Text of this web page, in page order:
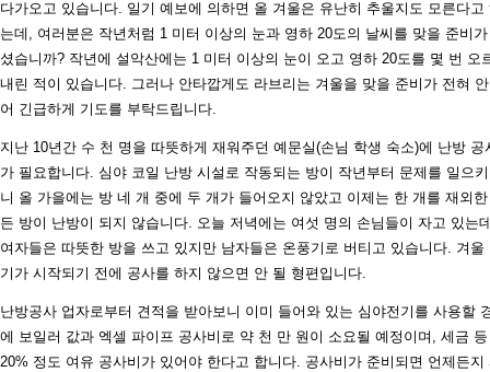
다가오고 있습니다. 일기 예보에 의하면 올 겨울은 유난히 추울지도 모른다고
는데, 여러분은 작년처럼 1 미터 이상의 눈과 영하 20도의 날씨를 맞을 준비
셨습니까? 작년에 설악산에는 1 미터 이상의 눈이 오고 영하 20도를 몇 번 오
내린 적이 있습니다. 그러나 안타깝게도 라브리는 겨울을 맞을 준비가 전혀
어 긴급하게 기도를 부탁드립니다.
지난 10년간 수 천 명을 따뜻하게 재워주던 예문실(손님 학생 숙소)에 난방 공
가 필요합니다. 심야 코일 난방 시설로 작동되는 방이 작년부터 문제를 일으
니 올 가을에는 방 네 개 중에 두 개가 들어오지 않았고 이제는 한 개를 재외
든 방이 난방이 되지 않습니다. 오늘 저녁에는 여섯 명의 손님들이 자고 있는
여자들은 따뜻한 방을 쓰고 있지만 남자들은 온풍기로 버티고 있습니다. 겨울
기가 시작되기 전에 공사를 하지 않으면 안 될 형편입니다.
난방공사 업자로부터 견적을 받아보니 이미 들어와 있는 심야전기를 사용할
에 보일러 값과 엑셀 파이프 공사비로 약 천 만 원이 소요될 예정이며, 세금 등
20% 정도 여유 공사비가 있어야 한다고 합니다. 공사비가 준비되면 언제든지